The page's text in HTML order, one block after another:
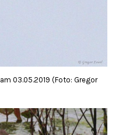
03.05.2019 (Foto: Gregor